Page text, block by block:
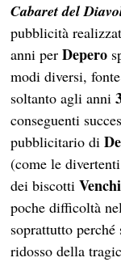
Cabaret del
pubblicità
anni perDepero
modi diversi,
soltanto agli anni
conseguenti
pubblicitario di
(come le
dei biscottiVenchi
poche difficoltà
soprattutto
ridosso della